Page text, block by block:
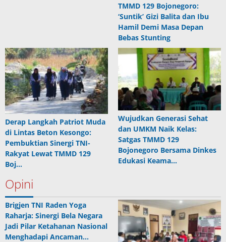
TMMD 129 Bojonegoro:
‘Suntik’ Gizi Balita dan Ibu
Hamil Demi Masa Depan
Bebas Stunting
Derap Langkah Patriot Muda
di Lintas Beton Kesongo:
Pembuktian Sinergi TNI-
Rakyat Lewat TMMD 129
Boj…
Wujudkan Generasi Sehat
dan UMKM Naik Kelas:
Satgas TMMD 129
Bojonegoro Bersama Dinkes
Edukasi Keama…
Opini
Brigjen TNI Raden Yoga
Raharja: Sinergi Bela Negara
Jadi Pilar Ketahanan Nasional
Menghadapi Ancaman…